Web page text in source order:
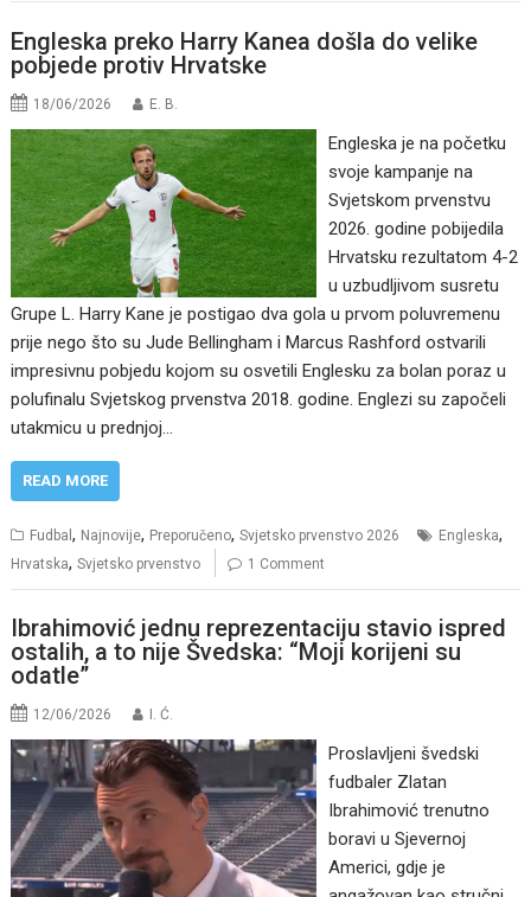
Engleska preko Harry Kanea došla do velike
pobjede protiv Hrvatske
18/06/2026 E. B.
Engleska je na početku
svoje kampanje na
Svjetskom prvenstvu
2026. godine pobijedila
Hrvatsku rezultatom 4-2
u uzbudljivom susretu
Grupe L. Harry Kane je postigao dva gola u prvom poluvremenu
prije nego što su Jude Bellingham i Marcus Rashford ostvarili
impresivnu pobjedu kojom su osvetili Englesku za bolan poraz u
polufinalu Svjetskog prvenstva 2018. godine. Englezi su započeli
utakmicu u prednjoj…
READ MORE
Fudbal, Najnovije, Preporučeno,Svjetsko prvenstvo 2026 Engleska,
Hrvatska,Svjetsko prvenstvo 1 Comment
Ibrahimović jednu reprezentaciju stavio ispred
ostalih, a to nije Švedska: “Moji korijeni su
odatle”
12/06/2026 I. Ć.
Proslavljeni švedski
fudbaler Zlatan
Ibrahimović trenutno
boravi u Sjevernoj
Americi, gdje je